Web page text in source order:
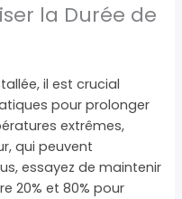
la Durée de
il est crucial
pour prolonger
extrêmes,
qui peuvent
essayez de maintenir
20% et 80% pour